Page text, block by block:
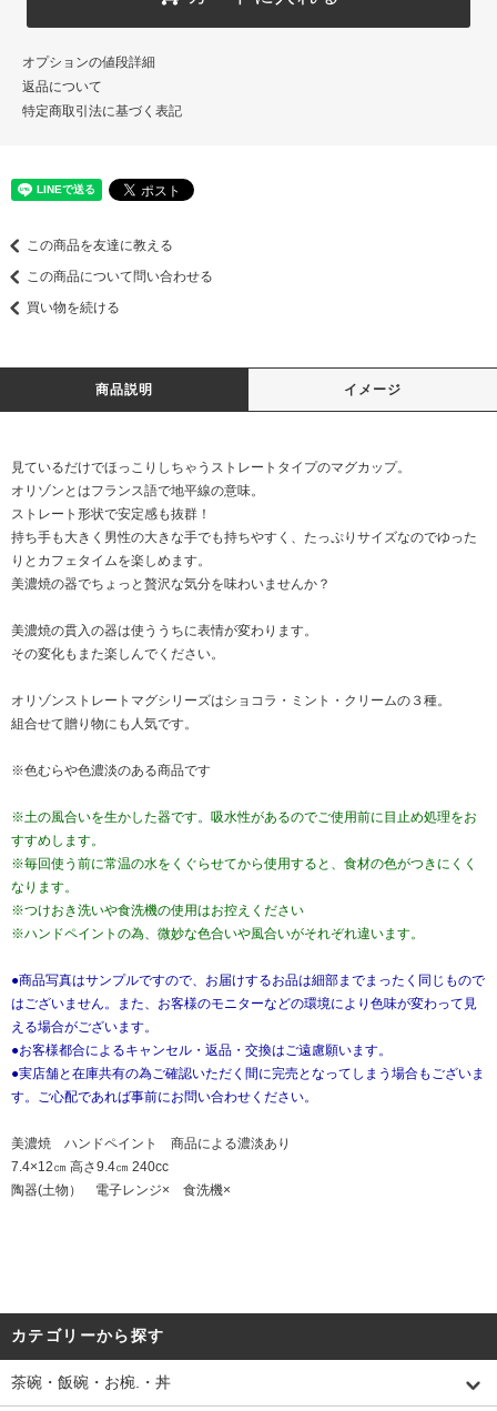
オプションの値段詳細
返品について
特定商取引法に基づく表記
この商品を友達に教える
この商品について問い合わせる
買い物を続ける
商品説明 イメージ
見ているだけでほっこりしちゃうストレートタイプのマグカップ。
オリゾンとはフランス語で地平線の意味。
ストレート形状で安定感も抜群！
持ち手も大きく男性の大きな手でも持ちやすく、たっぷりサイズなのでゆった
りとカフェタイムを楽しめます。
美濃焼の器でちょっと贅沢な気分を味わいませんか？
美濃焼の貫入の器は使ううちに表情が変わります。
その変化もまた楽しんでください。
オリゾンストレートマグシリーズはショコラ・ミント・クリームの３種。
組合せて贈り物にも人気です。
※色むらや色濃淡のある商品です
※土の風合いを生かした器です。吸水性があるのでご使用前に目止め処理をお
すすめします。
※毎回使う前に常温の水をくぐらせてから使用すると、食材の色がつきにくく
なります。
※つけおき洗いや食洗機の使用はお控えください
※ハンドペイントの為、微妙な色合いや風合いがそれぞれ違います。
●商品写真はサンプルですので、お届けするお品は細部までまったく同じもので
はございません。また、お客様のモニターなどの環境により色味が変わって見
える場合がございます。
●お客様都合によるキャンセル・返品・交換はご遠慮願います。
●実店舗と在庫共有の為ご確認いただく間に完売となってしまう場合もございま
す。ご心配であれば事前にお問い合わせください。
美濃焼 ハンドペイント 商品による濃淡あり
7.4×12㎝ 高さ9.4㎝ 240cc
陶器(土物） 電子レンジ× 食洗機×
カテゴリーから探す
茶碗・飯碗・お椀.・丼